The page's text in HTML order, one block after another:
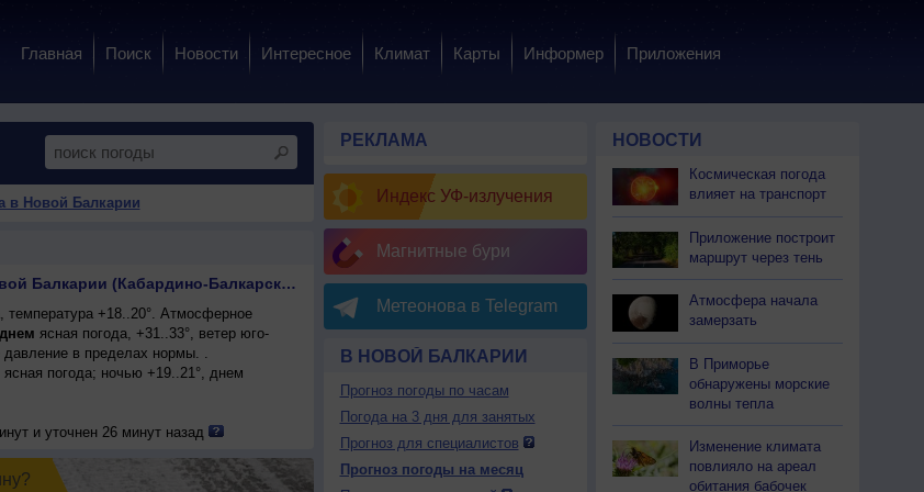
Главная Поиск Новости Интересное Климат Карты Информер Приложения
в Новой Балкарии
Прогноз погоды на неделю в Новой Балкарии (Кабардино-Балкарская Республика Россия)
температура +18..20°. Атмосферное
ясная погода, +31..33°, ветер юго-
в пределах нормы. .
погода; ночью +19..21°, днем
и уточнен 26 минут назад
РЕКЛАМА
Индекс УФ-излучения
Магнитные бури
Метеонова в Telegram
В НОВОЙ БАЛКАРИИ
Прогноз погоды по часам
Погода на 3 дня для занятых
Прогноз для специалистов
Прогноз погоды на месяц
НОВОСТИ
Космическая погода
влияет на транспорт
Приложение построит
маршрут через тень
Атмосфера начала
замерзать
В Приморье
обнаружены морские
волны тепла
Изменение климата
повлияло на ареал
обитания бабочек